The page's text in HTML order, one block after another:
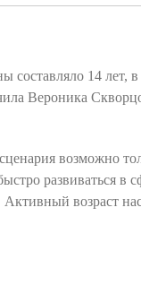
составляло 14 лет,
Вероника
возможно
развиваться в
Активный возраст